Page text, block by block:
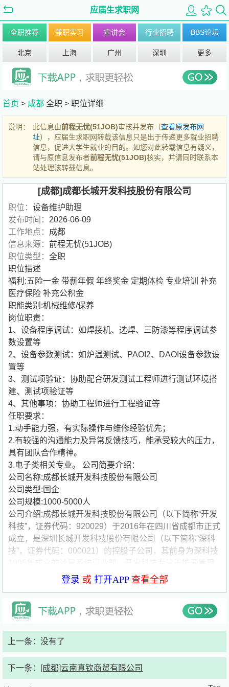
应届生求职网
全职推荐 兼职实习 宣讲会 行业招聘 BBS论坛
北京 上海 广州 深圳 更多
首页 > 成都 全职 > 职位详细
说明： 此信息由前程无忧(51JOB)审核并发布（查看原发布网
址），应届生求职网转载该信息只是出于传递更多就业招聘
信息，促进大学生就业的目的。如您对此转载信息有疑义，
请与原信息发布者前程无忧(51JOB)核实，并请同时联系本
站处理该转载信息。
[成都]成都长城开发科技股份有限公司
职位： 设备维护助理
发布时间： 2026-06-09
工作地点： 成都
信息来源： 前程无忧(51JOB)
职位类型： 全职
职位描述
福利:五险一金 带薪年假 年终奖金 定期体检 专业培训 补充
医疗保险 补充公积金
职能类别:机械维修/保养
岗位职责：
1、设备程序调试：如焊接机、选焊、三防漆等程序调试参
数设置等
2、设备参数测试：如炉温测试、PAOI2、DAOI设备参数设
置等
3、测试项验证：协助配合研发测试工程师进行测试环境搭
建、测试项验证等
4、其他事项：协助工程师进行工程验证等
任职要求：
1.动手能力强，有实际操作与维修经验优先；
2.有较强的沟通能力及异常反馈技巧，能承受较大的压力，
具有团队合作精神。
3.电子类相关专业。 公司简要介绍：
公司名称:成都长城开发科技股份有限公司
公司类型:国企
公司规模:1000-5000人
公司介绍:成都长城开发科技股份有限公司（以下简称“开发
科技”，证券代码：920029）于2016年在四川省成都市正式
成立，是深圳长城开发科技股份有限公司（以下简称“深科
技”，证券代码：000021）的控股子公司，其前身为深科技
的持续创新，致力于提供可靠的、有竞争力的解决方案和服
开发科技主营业务为智能电、水、气表等智能计量终端以及
源体系变革及双碳战略下可再生能源的大规模装机为契机，
系统解决方案。
登录 或 打开APP查看全部
上一条：没有了
下一条： [成都]云南真钦商贸有限公司